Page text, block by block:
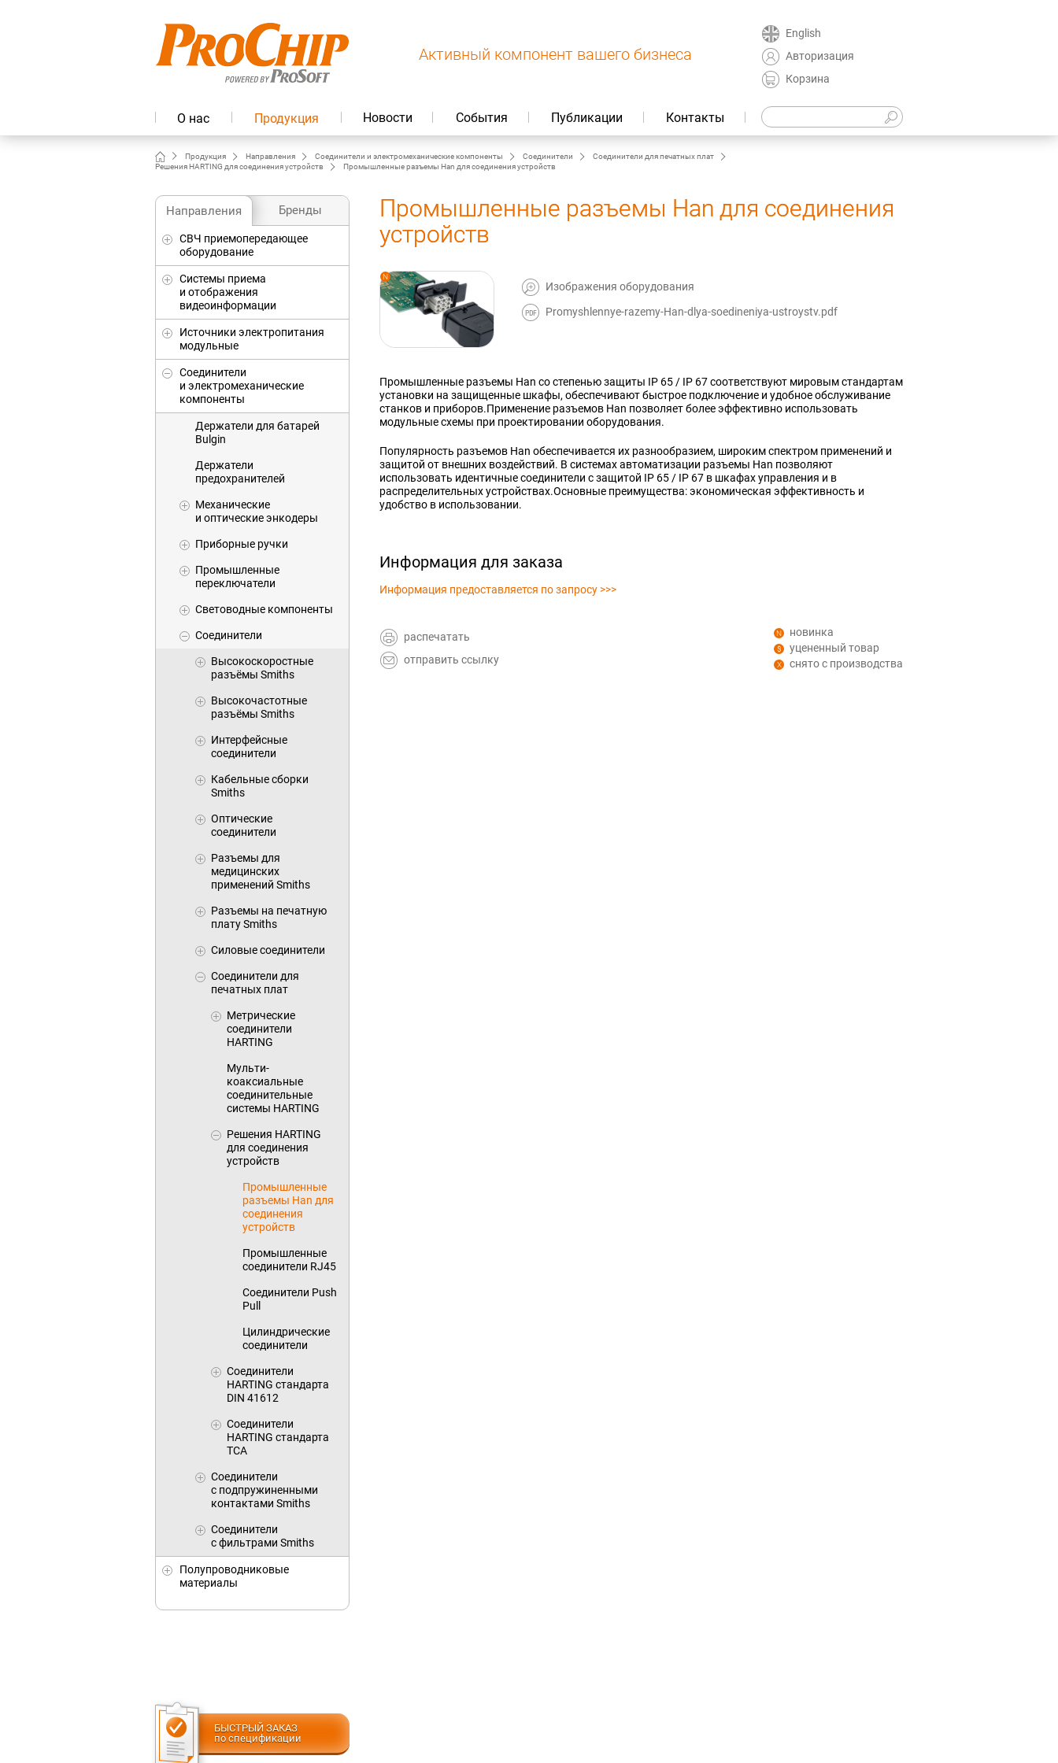
Активный компонент вашего бизнеса
English
Авторизация
Корзина
О нас Продукция Новости События Публикации Контакты
Продукция Направления Соединители и электромеханические компоненты Соединители
Соединители для печатных плат
Решения HARTING для соединения устройств
Промышленные разъемы Han для соединения устройств
Направления Бренды
СВЧ приемопередающее
оборудование
Системы приема
и отображения
видеоинформации
Источники электропитания
модульные
Соединители
и электромеханические
компоненты
Держатели для батарей
Bulgin
Держатели
предохранителей
Механические
и оптические энкодеры
Приборные ручки
Промышленные
переключатели
Световодные компоненты
Соединители
Высокоскоростные
разъёмы Smiths
Высокочастотные
разъёмы Smiths
Интерфейсные
соединители
Кабельные сборки
Smiths
Оптические
соединители
Разъемы для
медицинских
применений Smiths
Разъемы на печатную
плату Smiths
Силовые соединители
Соединители для
печатных плат
Метрические
соединители
HARTING
Мульти-
коаксиальные
соединительные
системы HARTING
Решения HARTING
для соединения
устройств
Промышленные
разъемы Han для
соединения
устройств
Промышленные
соединители RJ45
Соединители Push
Pull
Цилиндрические
соединители
Соединители
HARTING стандарта
DIN 41612
Соединители
HARTING стандарта
TCA
Соединители
с подпружиненными
контактами Smiths
Соединители
с фильтрами Smiths
Полупроводниковые
материалы
БЫСТРЫЙ ЗАКАЗ
по спецификации
Промышленные разъемы Han для соединения
устройств
Изображения оборудования
Promyshlennye-razemy-Han-dlya-soedineniya-ustroystv.pdf
Промышленные разъемы Han со степенью защиты IP 65 / IP 67 соответствуют мировым стандартам
установки на защищенные шкафы, обеспечивают быстрое подключение и удобное обслуживание
станков и приборов.Применение разъемов Han позволяет более эффективно использовать
модульные схемы при проектировании оборудования.
Популярность разъемов Han обеспечивается их разнообразием, широким спектром применений и
защитой от внешних воздействий. В системах автоматизации разъемы Han позволяют
использовать идентичные соединители с защитой IP 65 / IP 67 в шкафах управления и в
распределительных устройствах.Основные преимущества: экономическая эффективность и
удобство в использовании.
Информация для заказа
Информация предоставляется по запросу >>>
распечатать
отправить ссылку
новинка
уцененный товар
снято с производства